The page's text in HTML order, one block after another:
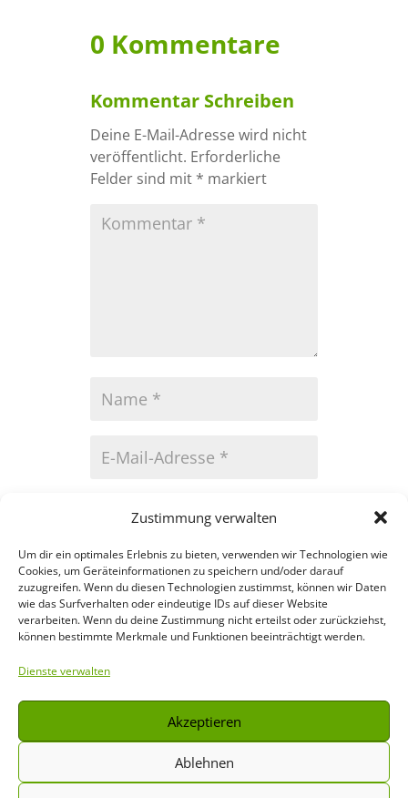
Zustimmung verwalten
Um dir ein optimales Erlebnis zu bieten, verwenden wir Technologien wie
Cookies, um Geräteinformationen zu speichern und/oder darauf
zuzugreifen. Wenn du diesen Technologien zustimmst, können wir Daten
wie das Surfverhalten oder eindeutige IDs auf dieser Website
verarbeiten. Wenn du deine Zustimmung nicht erteilst oder zurückziehst,
können bestimmte Merkmale und Funktionen beeinträchtigt werden.
Dienste verwalten
Akzeptieren
Ablehnen
0 Kommentare
Kommentar Schreiben
Deine E-Mail-Adresse wird nicht
veröffentlicht. Erforderliche
Felder sind mit * markiert
Kommentar
Absenden
Impressum|Datenschutz